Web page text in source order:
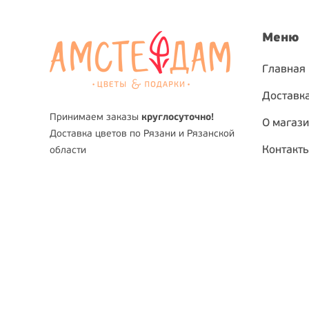
Принимаем заказы круглосуточно!
Доставка цветов по Рязани и Рязанской
области
Меню
Главная
О